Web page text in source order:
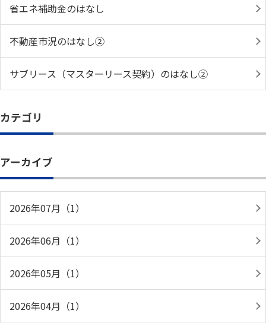
省エネ補助金のはなし
不動産市況のはなし②
サブリース（マスターリース契約）のはなし②
カテゴリ
アーカイブ
2026年07月（1）
2026年06月（1）
2026年05月（1）
2026年04月（1）